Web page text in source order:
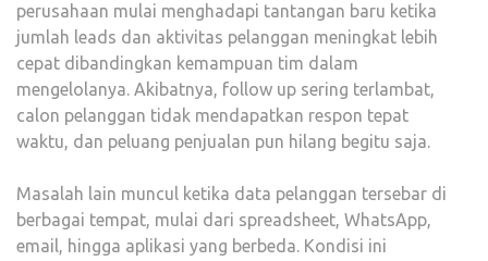
perusahaan mulai menghadapi tantangan baru ketika
jumlah leads dan aktivitas pelanggan meningkat lebih
cepat dibandingkan kemampuan tim dalam
mengelolanya. Akibatnya, follow up sering terlambat,
calon pelanggan tidak mendapatkan respon tepat
waktu, dan peluang penjualan pun hilang begitu saja.
Masalah lain muncul ketika data pelanggan tersebar di
berbagai tempat, mulai dari spreadsheet, WhatsApp,
email, hingga aplikasi yang berbeda. Kondisi ini